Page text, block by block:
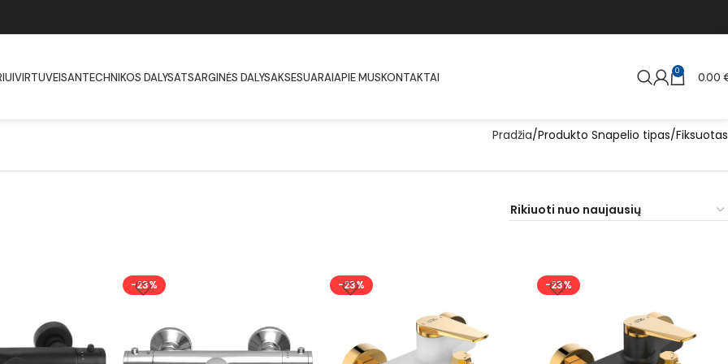
VIRTUVEISANTECHNIKOS DALYSATSARGINĖS DALYSAKSESUARAIAPIE MUSKONTAKTAI 0 0.00
Pradžia Produkto Snapelio tipas Fiksuotas
-23% -23% -23%